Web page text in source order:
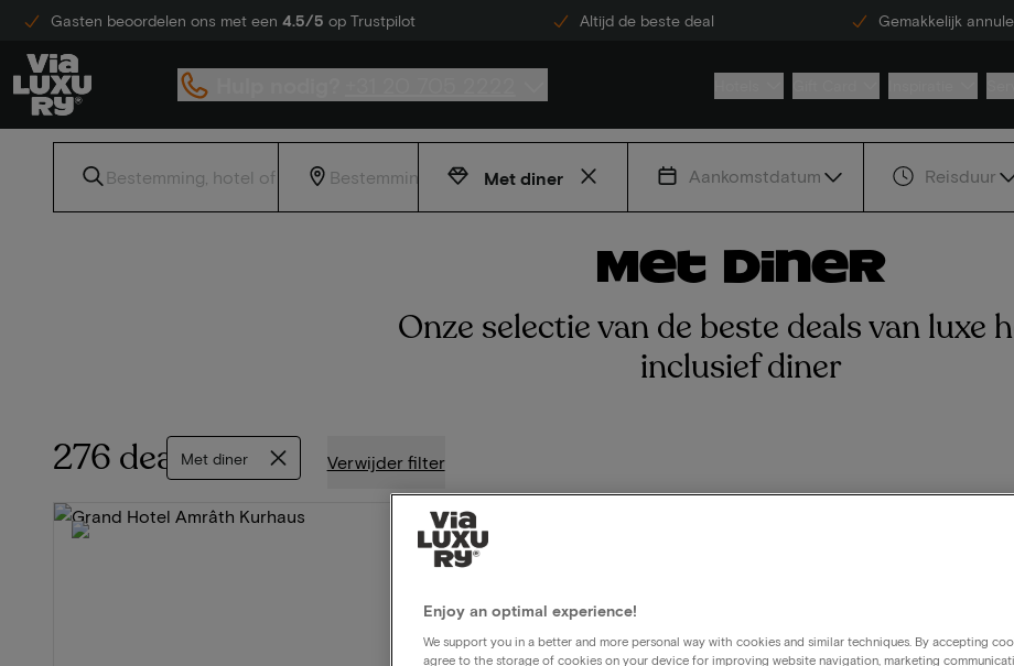
Gasten beoordelen ons met een 4.5/5 op Trustpilot Altijd de beste deal Gemakkelijk
Met diner Aankomstdatum Reisduur
Met diner
Onze selectie van de beste deals van luxe
inclusief diner
276 dealsMet diner Verwijder filter
Enjoy an optimal experience!
We support you in a better and more personal way with cookies and similar techniques. By accepting
agree to the storage of cookies on your device for improving website navigation, marketing